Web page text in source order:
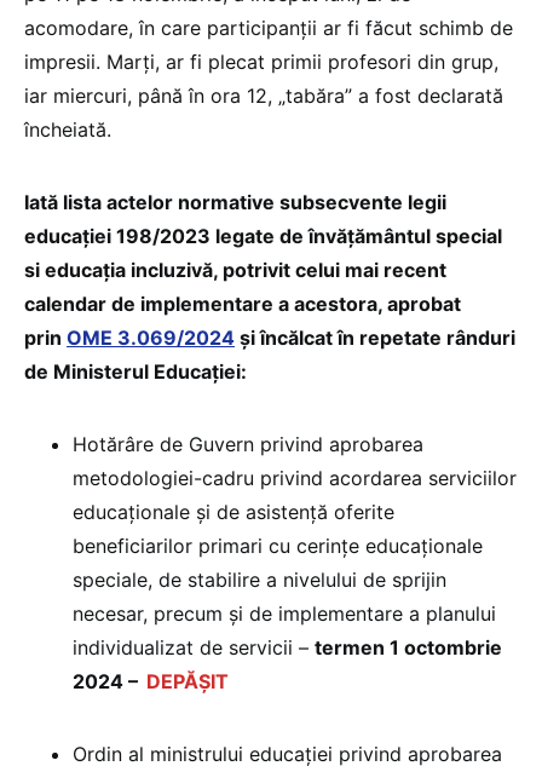
acomodare, în care participanții ar fi făcut schimb de
impresii. Marți, ar fi plecat primii profesori din grup,
iar miercuri, până în ora 12, „tabăra” a fost declarată
încheiată.
Iată lista actelor normative subsecvente legii
educației 198/2023 legate de învățământul special
si educația incluzivă, potrivit celui mai recent
calendar de implementare a acestora, aprobat
prin OME 3.069/2024 și încălcat în repetate rânduri
de Ministerul Educației:
Hotărâre de Guvern privind aprobarea
metodologiei-cadru privind acordarea serviciilor
educaționale și de asistență oferite
beneficiarilor primari cu cerințe educaționale
speciale, de stabilire a nivelului de sprijin
necesar, precum și de implementare a planului
individualizat de servicii – termen 1 octombrie
2024 – DEPĂȘIT
Ordin al ministrului educației privind aprobarea